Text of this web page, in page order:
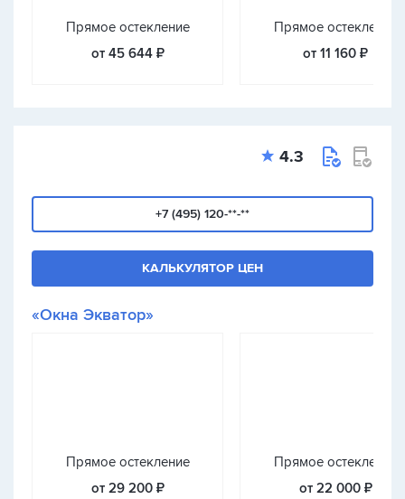
Прямое остекление
от 45 644 ₽
Прямое остекление
от 11 160 ₽
4.3
+7 (495) 120-**-**
КАЛЬКУЛЯТОР ЦЕН
«Окна Экватор»
Прямое остекление
от 29 200 ₽
Прямое остекление
от 22 000 ₽